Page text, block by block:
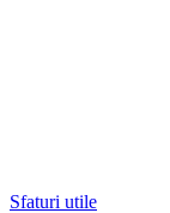
Sfaturi utile